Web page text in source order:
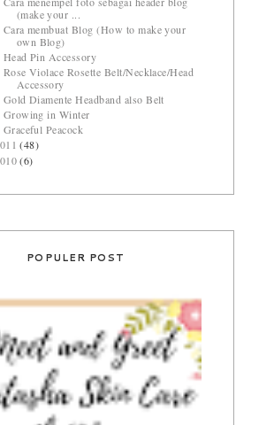
(make your ...
Cara membuat Blog (How to make your
own Blog)
Head Pin Accessory
Rose Violace Rosette Belt/Necklace/Head
Accessory
Gold Diamente Headband also Belt
Growing in Winter
Graceful Peacock
(48)
(6)
POPULER POST